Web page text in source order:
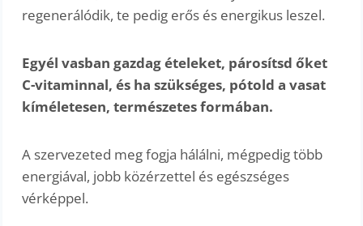
regenerálódik, te pedig erős és energikus leszel.
Egyél vasban gazdag ételeket, párosítsd őket
C-vitaminnal, és ha szükséges, pótold a vasat
kíméletesen, természetes formában.
A szervezeted meg fogja hálálni, mégpedig több
energiával, jobb közérzettel és egészséges
vérképpel.